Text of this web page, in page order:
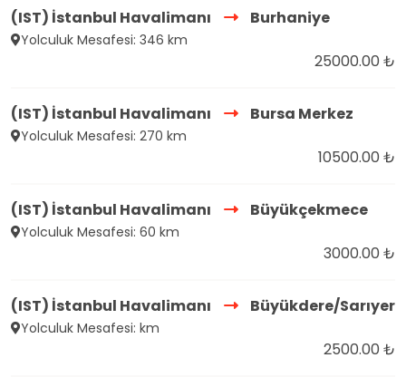
(IST) İstanbul Havalimanı Burhaniye
Yolculuk Mesafesi: 346 km
25000.00 ₺
(IST) İstanbul Havalimanı Bursa Merkez
Yolculuk Mesafesi: 270 km
10500.00 ₺
(IST) İstanbul Havalimanı Büyükçekmece
Yolculuk Mesafesi: 60 km
3000.00 ₺
(IST) İstanbul Havalimanı Büyükdere/Sarıyer
Yolculuk Mesafesi: km
2500.00 ₺